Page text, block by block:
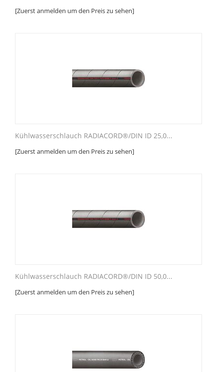
[Zuerst anmelden um den Preis zu sehen]
Kühlwasserschlauch RADIACORD®/DIN ID 25,0...
[Zuerst anmelden um den Preis zu sehen]
Kühlwasserschlauch RADIACORD®/DIN ID 50,0...
[Zuerst anmelden um den Preis zu sehen]